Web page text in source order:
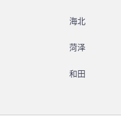
海北
菏泽
和田